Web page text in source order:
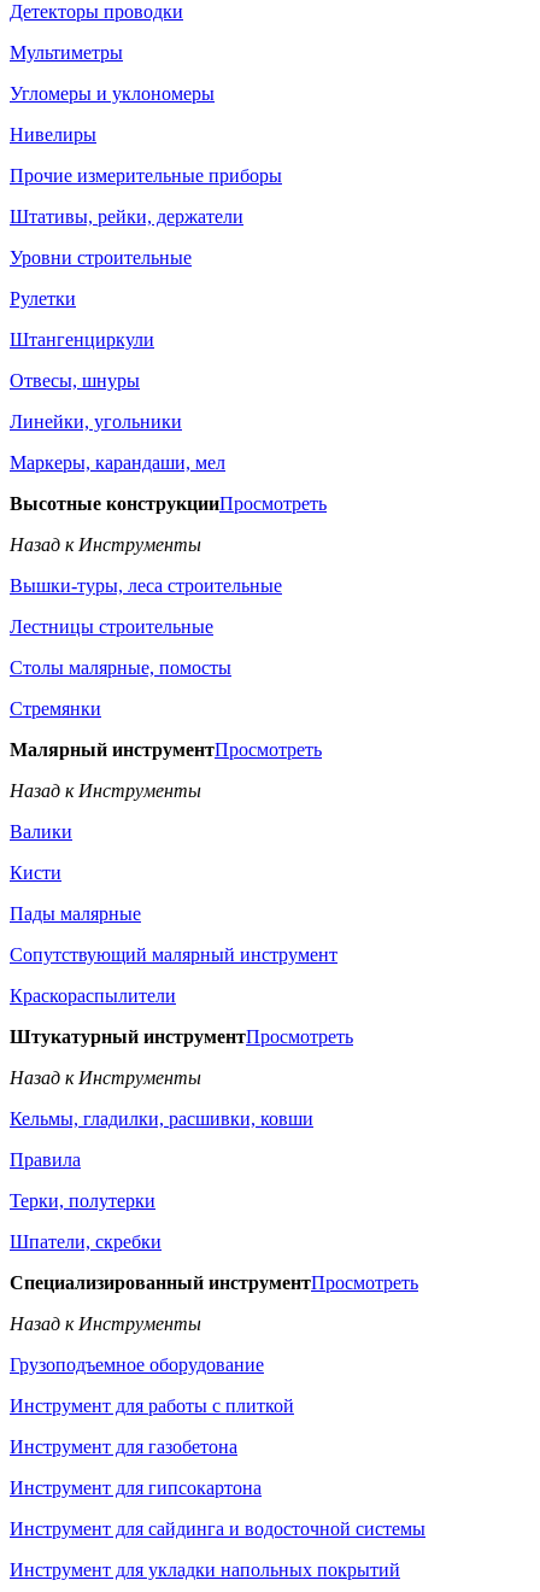
Детекторы проводки
Мультиметры
Угломеры и уклономеры
Нивелиры
Прочие измерительные приборы
Штативы, рейки, держатели
Уровни строительные
Рулетки
Штангенциркули
Отвесы, шнуры
Линейки, угольники
Маркеры, карандаши, мел
Высотные конструкцииПросмотреть
Назад к Инструменты
Вышки-туры, леса строительные
Лестницы строительные
Столы малярные, помосты
Стремянки
Малярный инструментПросмотреть
Назад к Инструменты
Валики
Кисти
Пады малярные
Сопутствующий малярный инструмент
Краскораспылители
Штукатурный инструментПросмотреть
Назад к Инструменты
Кельмы, гладилки, расшивки, ковши
Правила
Терки, полутерки
Шпатели, скребки
Специализированный инструментПросмотреть
Назад к Инструменты
Грузоподъемное оборудование
Инструмент для работы с плиткой
Инструмент для газобетона
Инструмент для гипсокартона
Инструмент для сайдинга и водосточной системы
Инструмент для укладки напольных покрытий